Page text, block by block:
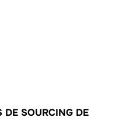
DE SOURCING DE